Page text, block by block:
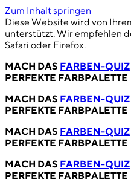
Zum Inhalt springen
Diese Website wird von
unterstützt. Wir empfehlen
Safari oder Firefox.
MACH DAS FARBEN-QUIZ
PERFEKTE FARBPALETTE
MACH DAS FARBEN-QUIZ
PERFEKTE FARBPALETTE
MACH DAS FARBEN-QUIZ
PERFEKTE FARBPALETTE
MACH DAS FARBEN-QUIZ
PERFEKTE FARBPALETTE